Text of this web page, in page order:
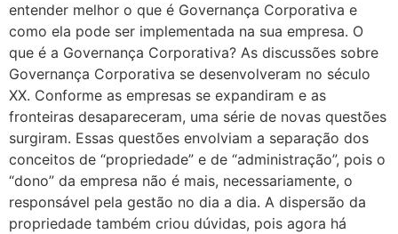
entender melhor o que é Governança Corporativa e
como ela pode ser implementada na sua empresa. O
que é a Governança Corporativa? As discussões sobre
Governança Corporativa se desenvolveram no século
XX. Conforme as empresas se expandiram e as
fronteiras desapareceram, uma série de novas questões
surgiram. Essas questões envolviam a separação dos
conceitos de “propriedade” e de “administração”, pois o
“dono” da empresa não é mais, necessariamente, o
responsável pela gestão no dia a dia. A dispersão da
propriedade também criou dúvidas, pois agora há